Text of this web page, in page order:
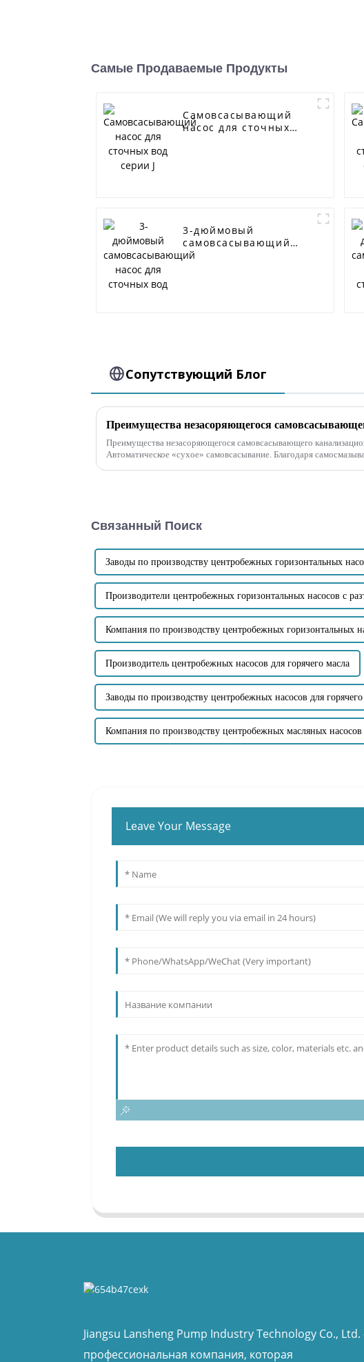
Самые Продаваемые Продукты
Самовсасывающий
насос для сточных
3-дюймовый
самовсасывающий
насос для сточных
Сопутствующий Блог
Преимущества незасоряющегося самовсасывающего
Автоматическое «сухое» самовсасывание. Благодаря
Связанный Поиск
Заводы по производству центробежных горизонтальных
Производители центробежных горизонтальных насосов с
Компания по производству центробежных горизонтальных
Производитель центробежных насосов для горячего масла
Заводы по производству центробежных насосов для
Компания по производству центробежных масляных насосов
Leave Your Message
Jiangsu Lansheng Pump Industry Technology Co.,
профессиональная компания, которая